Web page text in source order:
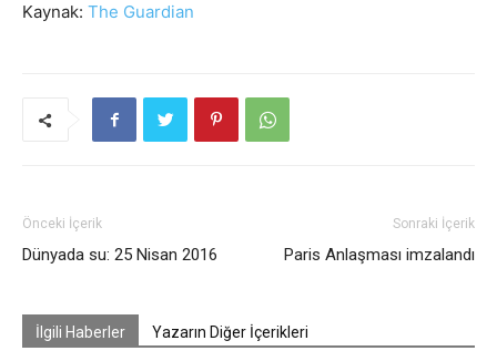
Kaynak: The Guardian
Önceki İçerik
Dünyada su: 25 Nisan 2016
Sonraki İçerik
Paris Anlaşması imzalandı
İlgili Haberler Yazarın Diğer İçerikleri